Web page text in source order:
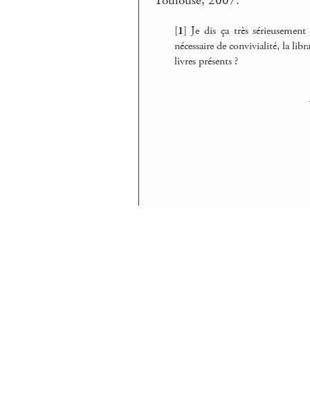
[1]Je dis ça très
nécessaire de convivialité, la
livres présents ?